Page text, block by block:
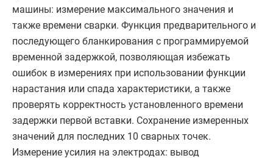
машины: измерение максимального значения и
также времени сварки. Функция предварительного и
последующего бланкирования с программируемой
временной задержкой, позволяющая избежать
ошибок в измерениях при использовании функции
нарастания или спада характеристики, а также
проверять корректность установленного времени
задержки первой вставки. Сохранение измеренных
значений для последних 10 сварных точек.
Измерение усилия на электродах: вывод